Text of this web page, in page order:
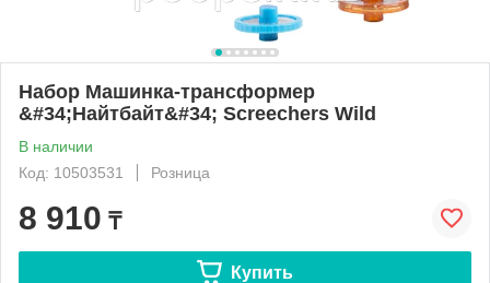
Набор Машинка-трансформер
&#34;Найтбайт&#34; Screechers Wild
В наличии
Код: 10503531
Розница
8 910 ₸
Купить